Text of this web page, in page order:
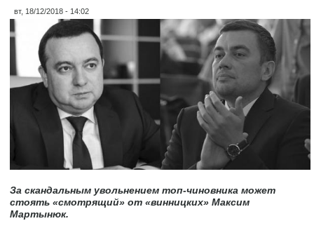
вт, 18/12/2018 - 14:02
За скандальным увольнением топ-чиновника может
стоять «смотрящий» от «винницких» Максим
Мартынюк.